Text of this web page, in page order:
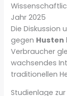
Jahr 2025
Die Diskussion
gegen Husten
Verbraucher
wachsendes
traditionellen
Studienlage